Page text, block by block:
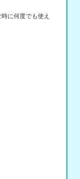
に何度でも使え